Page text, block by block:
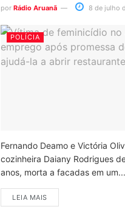
por Rádio Aruanã 8 de julho
POLÍCIA
Fernando Deamo e Victória
cozinheira Daiany Rodrigues
anos, morta a facadas em um...
LEIA MAIS